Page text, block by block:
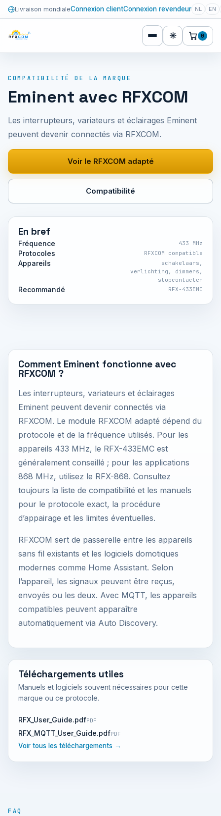
Livraison mondialeConnexion clientConnexion revendeur NL EN
☀ 0
COMPATIBILITÉ DE LA MARQUE
Eminent avec RFXCOM
Les interrupteurs, variateurs et éclairages Eminent
peuvent devenir connectés via RFXCOM.
Voir le RFXCOM adapté
Compatibilité
En bref
Fréquence 433 MHz
Protocoles RFXCOM compatible
Appareils
schakelaars,
verlichting, dimmers,
stopcontacten
Recommandé RFX-433EMC
Comment Eminent fonctionne avec
RFXCOM ?
Les interrupteurs, variateurs et éclairages
Eminent peuvent devenir connectés via
RFXCOM. Le module RFXCOM adapté dépend du
protocole et de la fréquence utilisés. Pour les
appareils 433 MHz, le RFX-433EMC est
généralement conseillé ; pour les applications
868 MHz, utilisez le RFX-868. Consultez
toujours la liste de compatibilité et les manuels
pour le protocole exact, la procédure
d’appairage et les limites éventuelles.
RFXCOM sert de passerelle entre les appareils
sans fil existants et les logiciels domotiques
modernes comme Home Assistant. Selon
l’appareil, les signaux peuvent être reçus,
envoyés ou les deux. Avec MQTT, les appareils
compatibles peuvent apparaître
automatiquement via Auto Discovery.
Téléchargements utiles
Manuels et logiciels souvent nécessaires pour cette
marque ou ce protocole.
RFX_User_Guide.pdfPDF
RFX_MQTT_User_Guide.pdfPDF
Voir tous les téléchargements →
FAQ